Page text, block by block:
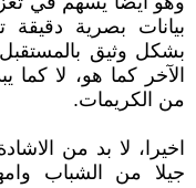
بيانات بصرية دقيقة
بشكل وثيق
الآخر كما هو، لا
من الكريمات.
اخيرا، لا بد من
جيلا من الشباب